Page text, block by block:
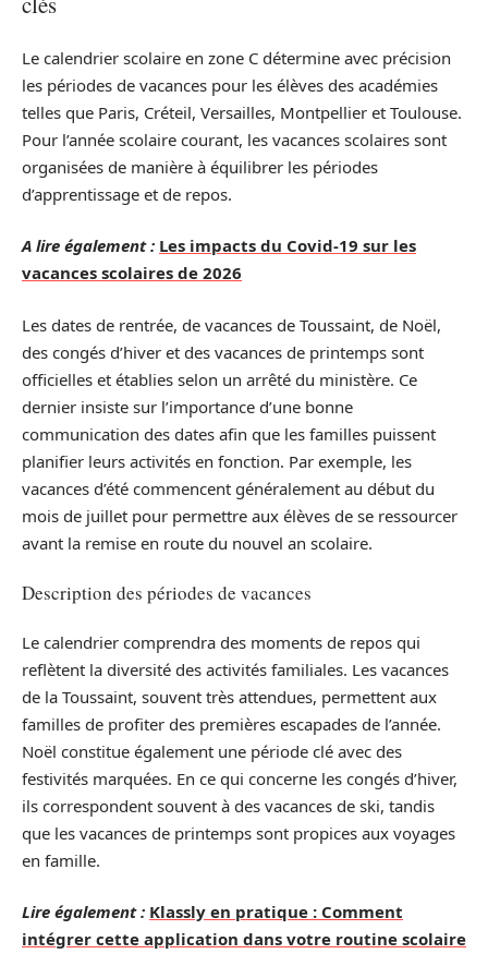
Le calendrier scolaire en zone C détermine avec précision
les périodes de vacances pour les élèves des académies
telles que Paris, Créteil, Versailles, Montpellier et Toulouse.
Pour l’année scolaire courant, les vacances scolaires sont
organisées de manière à équilibrer les périodes
d’apprentissage et de repos.
A lire également : Les impacts du Covid-19 sur les
vacances scolaires de 2026
Les dates de rentrée, de vacances de Toussaint, de Noël,
des congés d’hiver et des vacances de printemps sont
officielles et établies selon un arrêté du ministère. Ce
dernier insiste sur l’importance d’une bonne
communication des dates afin que les familles puissent
planifier leurs activités en fonction. Par exemple, les
vacances d’été commencent généralement au début du
mois de juillet pour permettre aux élèves de se ressourcer
avant la remise en route du nouvel an scolaire.
Description des périodes de vacances
Le calendrier comprendra des moments de repos qui
reflètent la diversité des activités familiales. Les vacances
de la Toussaint, souvent très attendues, permettent aux
familles de profiter des premières escapades de l’année.
Noël constitue également une période clé avec des
festivités marquées. En ce qui concerne les congés d’hiver,
ils correspondent souvent à des vacances de ski, tandis
que les vacances de printemps sont propices aux voyages
en famille.
Lire également : Klassly en pratique : Comment
intégrer cette application dans votre routine scolaire